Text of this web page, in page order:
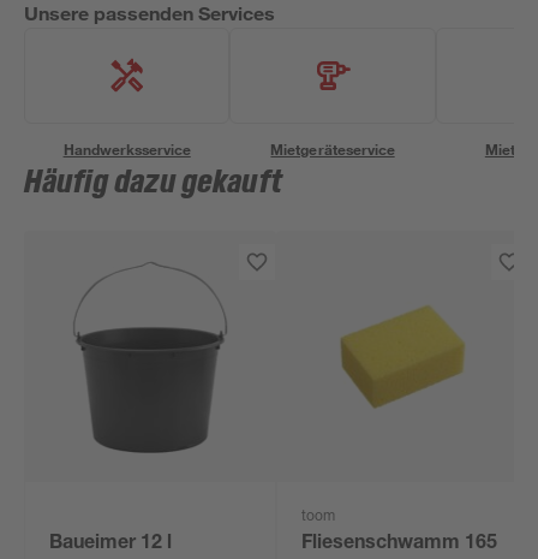
Unsere passenden Services
Handwerksservice Mietgeräteservice
Häufig dazu gekauft
Baueimer 12 l
toom
Fliesenschwamm 165